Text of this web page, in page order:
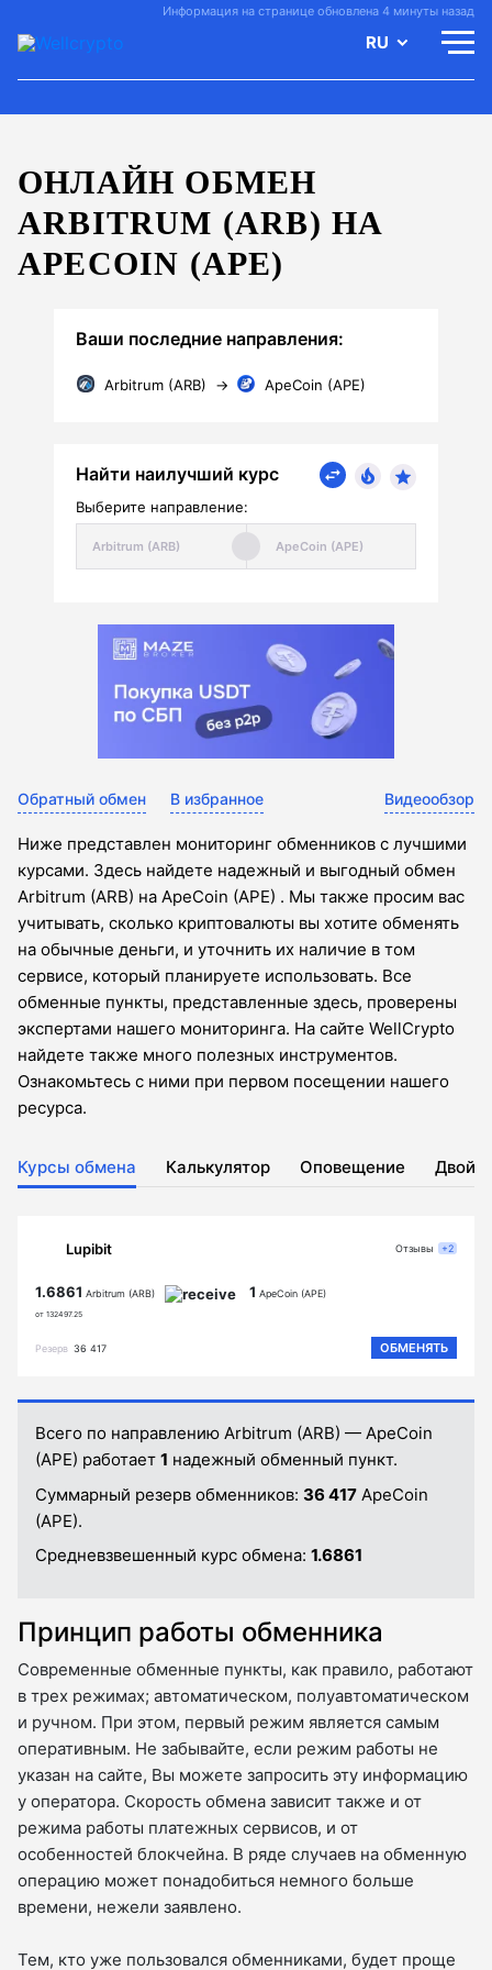
Информация на странице обновлена 4 минуты назад
RU
ОНЛАЙН ОБМЕН
ARBITRUM (ARB) НА
APECOIN (APE)
Ваши последние направления:
Arbitrum (ARB) → ApeCoin (APE)
Найти наилучший курс
Выберите направление:
Обратный обмен В избранное Видеообзор
Ниже представлен мониторинг обменников с лучшими
курсами. Здесь найдете надежный и выгодный обмен
Arbitrum (ARB) на ApeCoin (APE) . Мы также просим вас
учитывать, сколько криптовалюты вы хотите обменять
на обычные деньги, и уточнить их наличие в том
сервисе, который планируете использовать. Все
обменные пункты, представленные здесь, проверены
экспертами нашего мониторинга. На сайте WellCrypto
найдете также много полезных инструментов.
Ознакомьтесь с ними при первом посещении нашего
ресурса.
Курсы обмена Калькулятор Оповещение
Lupibit
1.6861 Arbitrum (ARB)
от 132497.25
1 ApeCoin (APE)
Резерв 36 417 ОБМЕНЯТЬ
Отзывы +2
Всего по направлению Arbitrum (ARB) — ApeCoin
(APE) работает 1 надежный обменный пункт.
Суммарный резерв обменников: 36 417 ApeCoin
(APE).
Средневзвешенный курс обмена: 1.6861
Принцип работы обменника
Современные обменные пункты, как правило, работают
в трех режимах; автоматическом, полуавтоматическом
и ручном. При этом, первый режим является самым
оперативным. Не забывайте, если режим работы не
указан на сайте, Вы можете запросить эту информацию
у оператора. Скорость обмена зависит также и от
режима работы платежных сервисов, и от
особенностей блокчейна. В ряде случаев на обменную
операцию может понадобиться немного больше
времени, нежели заявлено.
Тем, кто уже пользовался обменниками, будет проще